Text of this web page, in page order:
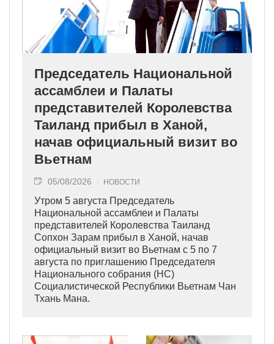
Председатель Национальной
ассамблеи и Палаты
представителей Королевства
Таиланд прибыл в Ханой,
начав официальный визит во
Вьетнам
05/08/2026 НОВОСТИ
Утром 5 августа Председатель
Национальной ассамблеи и Палаты
представителей Королевства Таиланд
Сопхон Зарам прибыл в Ханой, начав
официальный визит во Вьетнам с 5 по 7
августа по приглашению Председателя
Национального собрания (НС)
Социалистической Республики Вьетнам Чан
Тхань Мана.